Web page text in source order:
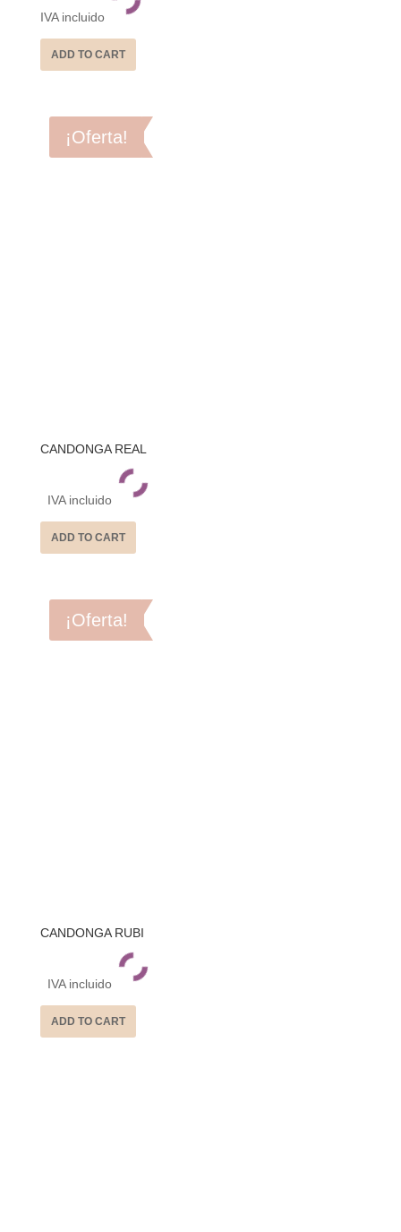
IVA incluido
ADD TO CART
¡Oferta!
CANDONGA REAL
IVA incluido
ADD TO CART
¡Oferta!
CANDONGA RUBI
IVA incluido
ADD TO CART